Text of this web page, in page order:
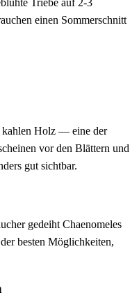
Triebe auf 2-3
einen Sommerschnitt
kahlen Holz — eine der
vor den Blättern und
gut sichtbar.
gedeiht Chaenomeles
besten Möglichkeiten,